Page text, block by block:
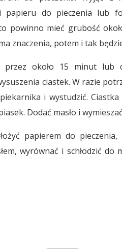
papieru do pieczenia lub
powinno mieć grubość
znaczenia, potem i tak
przez około 15 minut
ciastek. W razie
i wystudzić.
Dodać masło i
papierem do
wyrównać i schłodzić